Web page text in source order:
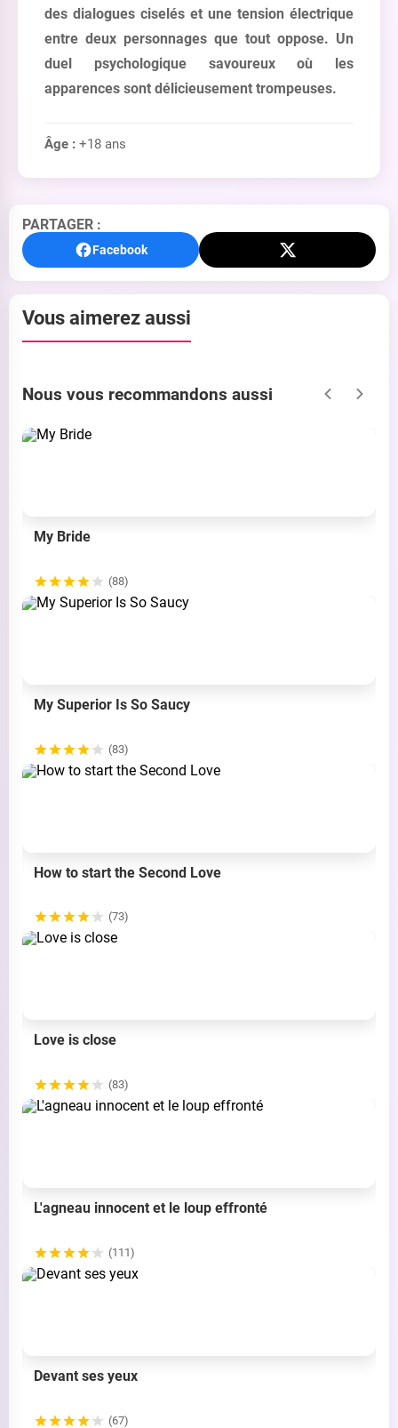
des dialogues ciselés et une tension électrique
entre deux personnages que tout oppose. Un
duel psychologique savoureux où les
apparences sont délicieusement trompeuses.
Âge : +18 ans
PARTAGER :
Facebook
Vous aimerez aussi
Nous vous recommandons aussi
My Bride
(88)
My Superior Is So Saucy
(83)
How to start the Second Love
(73)
Love is close
(83)
L'agneau innocent et le loup effronté
(111)
Devant ses yeux
(67)